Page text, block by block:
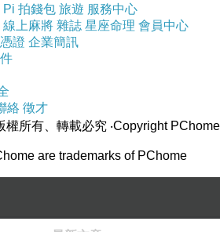
Pi 拍錢包 旅遊 服務中心
線上麻將 雜誌 星座命理 會員中心
證 企業簡訊
絡 徵才
權所有、轉載必究 ‧Copyright PChome
are trademarks of PChome